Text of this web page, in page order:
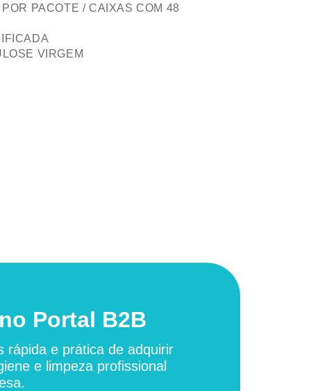
PACOTE / CAIXAS COM 48
VIRGEM
Portal B2B
rápida e prática de adquirir
e limpeza profissional